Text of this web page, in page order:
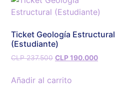
Ticket Geología Estructural
(Estudiante)
CLP237.500 CLP190.000
Añadir al carrito